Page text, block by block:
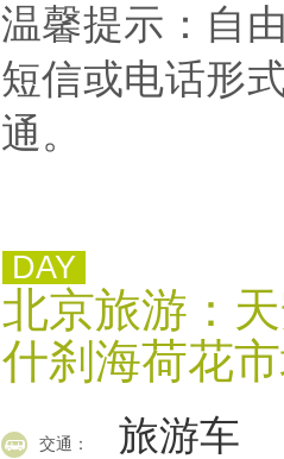
温馨提示：自
短信或电话形
通。
DAY
北京旅游：
什刹海荷花
交通： 旅游车